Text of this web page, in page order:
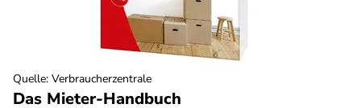
Das Mieter-Handbuch
Quelle: Verbraucherzentrale